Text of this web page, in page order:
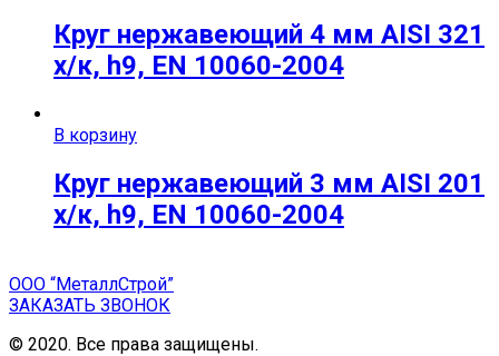
Круг нержавеющий 4 мм AISI 321
х/к, h9, EN 10060-2004
В корзину
Круг нержавеющий 3 мм AISI 201
х/к, h9, EN 10060-2004
ООО “МеталлСтрой”
ЗАКАЗАТЬ ЗВОНОК
© 2020. Все права защищены.